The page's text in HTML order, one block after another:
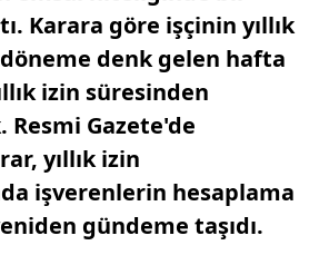
Karara göre işçinin yıllık
denk gelen hafta
izin süresinden
Resmi Gazete'de
yıllık izin
işverenlerin hesaplama
gündeme taşıdı.